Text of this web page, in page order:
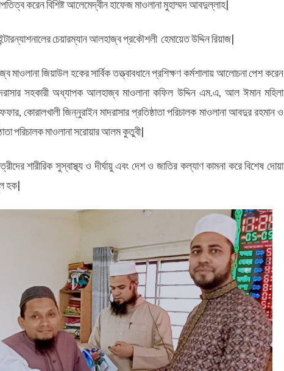
করেন বিশিষ্ট আলেমেদ্বীন হাফেজ মাওলানা মুহাম্মদ আবদুল্লাহ|
চেয়ারম্যান আলহাজ্ব প্রকৌশলী হেমায়েত উদ্দিন রিয়াজ|
জিয়াউল হকের সার্বিক তত্ত্বাবধানে প্রশিক্ষণ কর্মশালায় আলোচনা পেশ করেন
সহকারী অধ্যাপক আলহাজ্ব মাওলানা কফিল উদ্দিন এম.এ, আল ঈমান মহিলা
কোরালখালী জিন্নুরাইন মাদরাসার প্রতিষ্ঠাতা পরিচালক মাওলানা আবদুর রহমান ও
পরিচালক মাওলানা সরোয়ার আলম কুতুবী|
শারীরিক সুস্বাস্থ্য ও দীর্ঘায়ু এবং দেশ ও জাতির কল্যাণ কামনা করে বিশেষ দোয়া
হক|